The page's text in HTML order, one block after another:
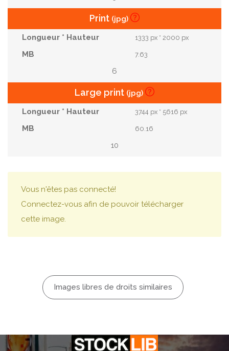
Print (jpg)
1333 px * 2000 px
7.63
6
Large print (jpg)
3744 px * 5616 px
60.16
10
Vous n'êtes pas connecté!
Connectez-vous afin de pouvoir télécharger
cette image.
Images libres de droits similaires